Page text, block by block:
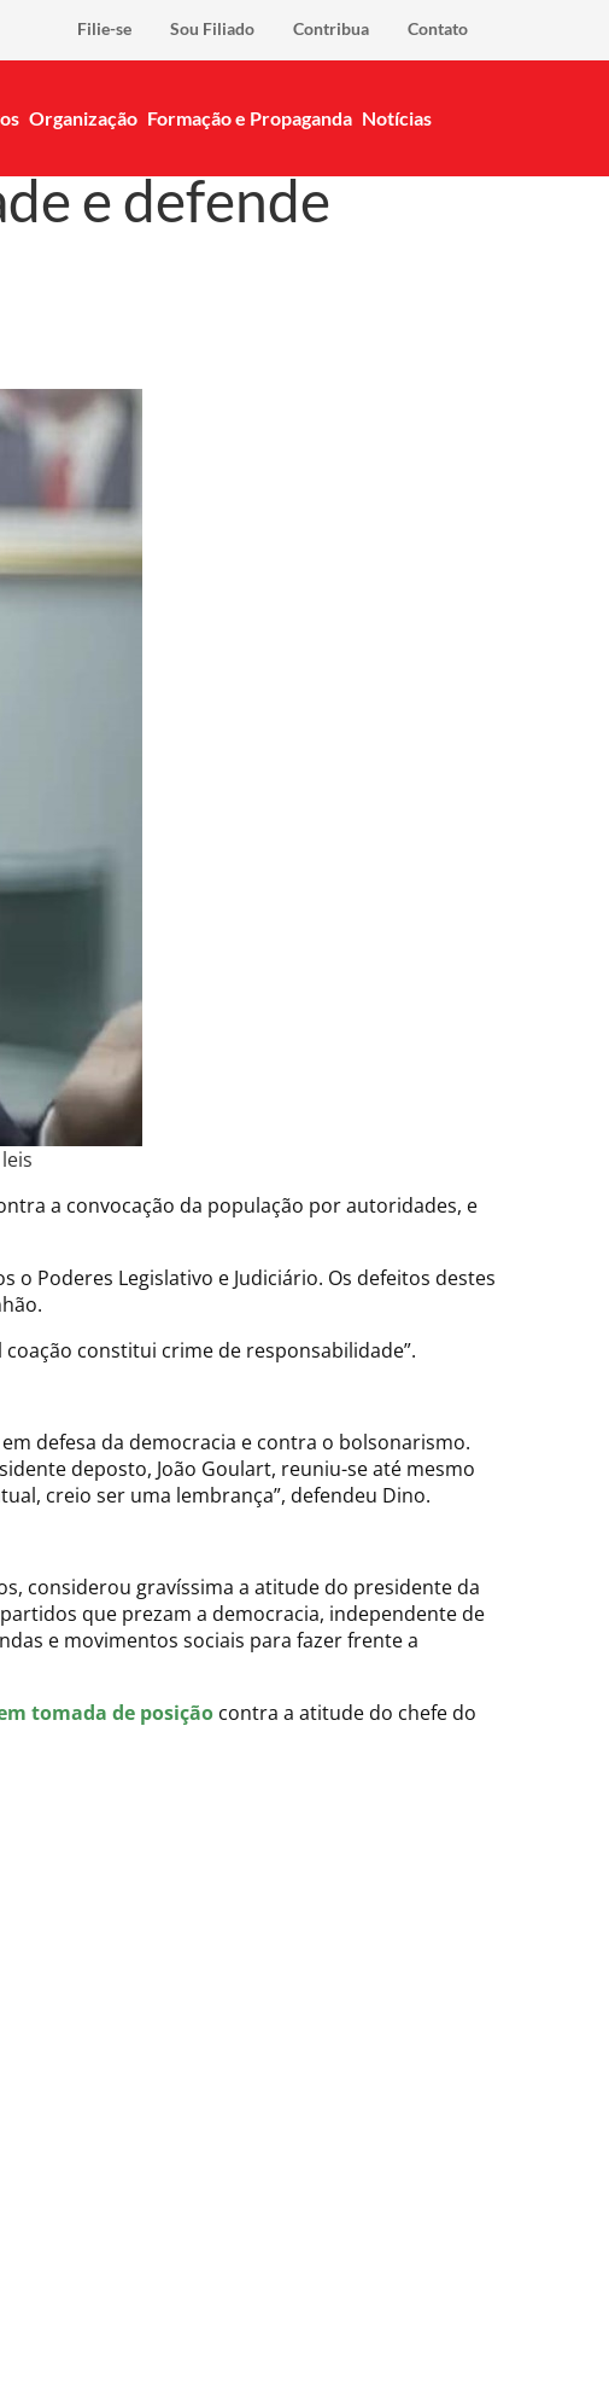
Filie-se Sou Filiado Contribua Contato
Organização Formação e Propaganda Notícias
e defende
a convocação da população por autoridades, e
Poderes Legislativo e Judiciário. Os defeitos destes
constitui crime de responsabilidade”.
defesa da democracia e contra o bolsonarismo.
deposto, João Goulart, reuniu-se até mesmo
creio ser uma lembrança”, defendeu Dino.
considerou gravíssima a atitude do presidente da
que prezam a democracia, independente de
e movimentos sociais para fazer frente a
tomada de posição contra a atitude do chefe do